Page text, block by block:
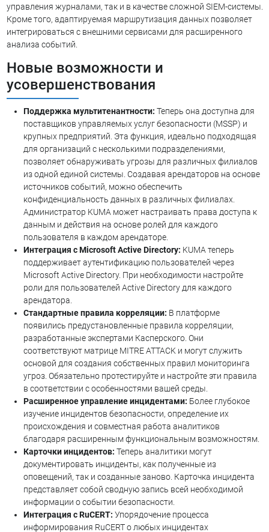
управления журналами, так и в качестве сложной SIEM-системы.
Кроме того, адаптируемая маршрутизация данных позволяет
интегрироваться с внешними сервисами для расширенного
анализа событий.
Новые возможности и
усовершенствования
Поддержка мультитенантности: Теперь она доступна для
поставщиков управляемых услуг безопасности (MSSP) и
крупных предприятий. Эта функция, идеально подходящая
для организаций с несколькими подразделениями,
позволяет обнаруживать угрозы для различных филиалов
из одной единой системы. Создавая арендаторов на основе
источников событий, можно обеспечить
конфиденциальность данных в различных филиалах.
Администратор KUMA может настраивать права доступа к
данным и действия на основе ролей для каждого
пользователя в каждом арендаторе.
Интеграция с Microsoft Active Directory: KUMA теперь
поддерживает аутентификацию пользователей через
Microsoft Active Directory. При необходимости настройте
роли для пользователей Active Directory для каждого
арендатора.
Стандартные правила корреляции: В платформе
появились предустановленные правила корреляции,
разработанные экспертами Касперского. Они
соответствуют матрице MITRE ATTACK и могут служить
основой для создания собственных правил мониторинга
угроз. Обязательно протестируйте и настройте эти правила
в соответствии с особенностями вашей среды.
Расширенное управление инцидентами: Более глубокое
изучение инцидентов безопасности, определение их
происхождения и совместная работа аналитиков
благодаря расширенным функциональным возможностям.
Карточки инцидентов: Теперь аналитики могут
документировать инциденты, как полученные из
оповещений, так и созданные заново. Карточка инцидента
представляет собой сводную запись всей необходимой
информации о событии безопасности.
Интеграция с RuCERT: Упорядочение процесса
информирования RuCERT о любых инцидентах